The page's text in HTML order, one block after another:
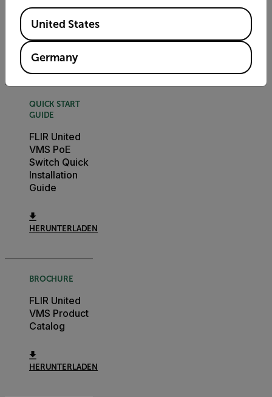
Auswahlhilfe
HERUNTERLADEN
QUICK START
GUIDE
FLIR United
VMS PoE
Switch Quick
Installation
Guide
HERUNTERLADEN
BROCHURE
FLIR United
VMS Product
Catalog
HERUNTERLADEN
Available Locations
United States
Germany